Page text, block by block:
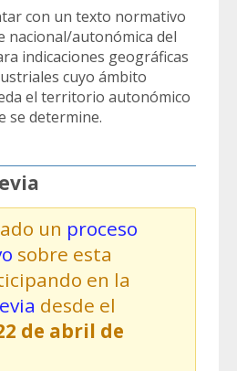
con un texto normativo
nacional/autonómica del
indicaciones geográficas
cuyo ámbito
el territorio autonómico
se determine.
un proceso
sobre esta
en la
desde el
de abril de